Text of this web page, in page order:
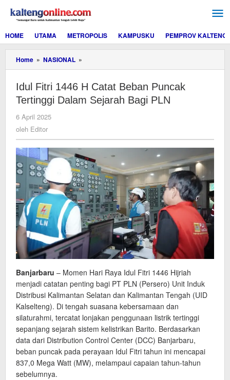
konten
HOME
UTAMA METROPOLIS KAMPUSKU PEMPROV KALTENG
Home » NASIONAL »
Fitri
H
Catat
Beban
Sejarah
PLN
Idul Fitri 1446 H Catat Beban Puncak
Tertinggi Dalam Sejarah Bagi PLN
6 April 2025
oleh Editor
Banjarbaru – Momen Hari Raya Idul Fitri 1446 Hijriah
menjadi catatan penting bagi PT PLN (Persero) Unit Induk
Distribusi Kalimantan Selatan dan Kalimantan Tengah (UID
Kalselteng). Di tengah suasana kebersamaan dan
silaturahmi, tercatat lonjakan penggunaan listrik tertinggi
sepanjang sejarah sistem kelistrikan Barito. Berdasarkan
data dari Distribution Control Center (DCC) Banjarbaru,
beban puncak pada perayaan Idul Fitri tahun ini mencapai
837,0 Mega Watt (MW), melampaui capaian tahun-tahun
sebelumnya.